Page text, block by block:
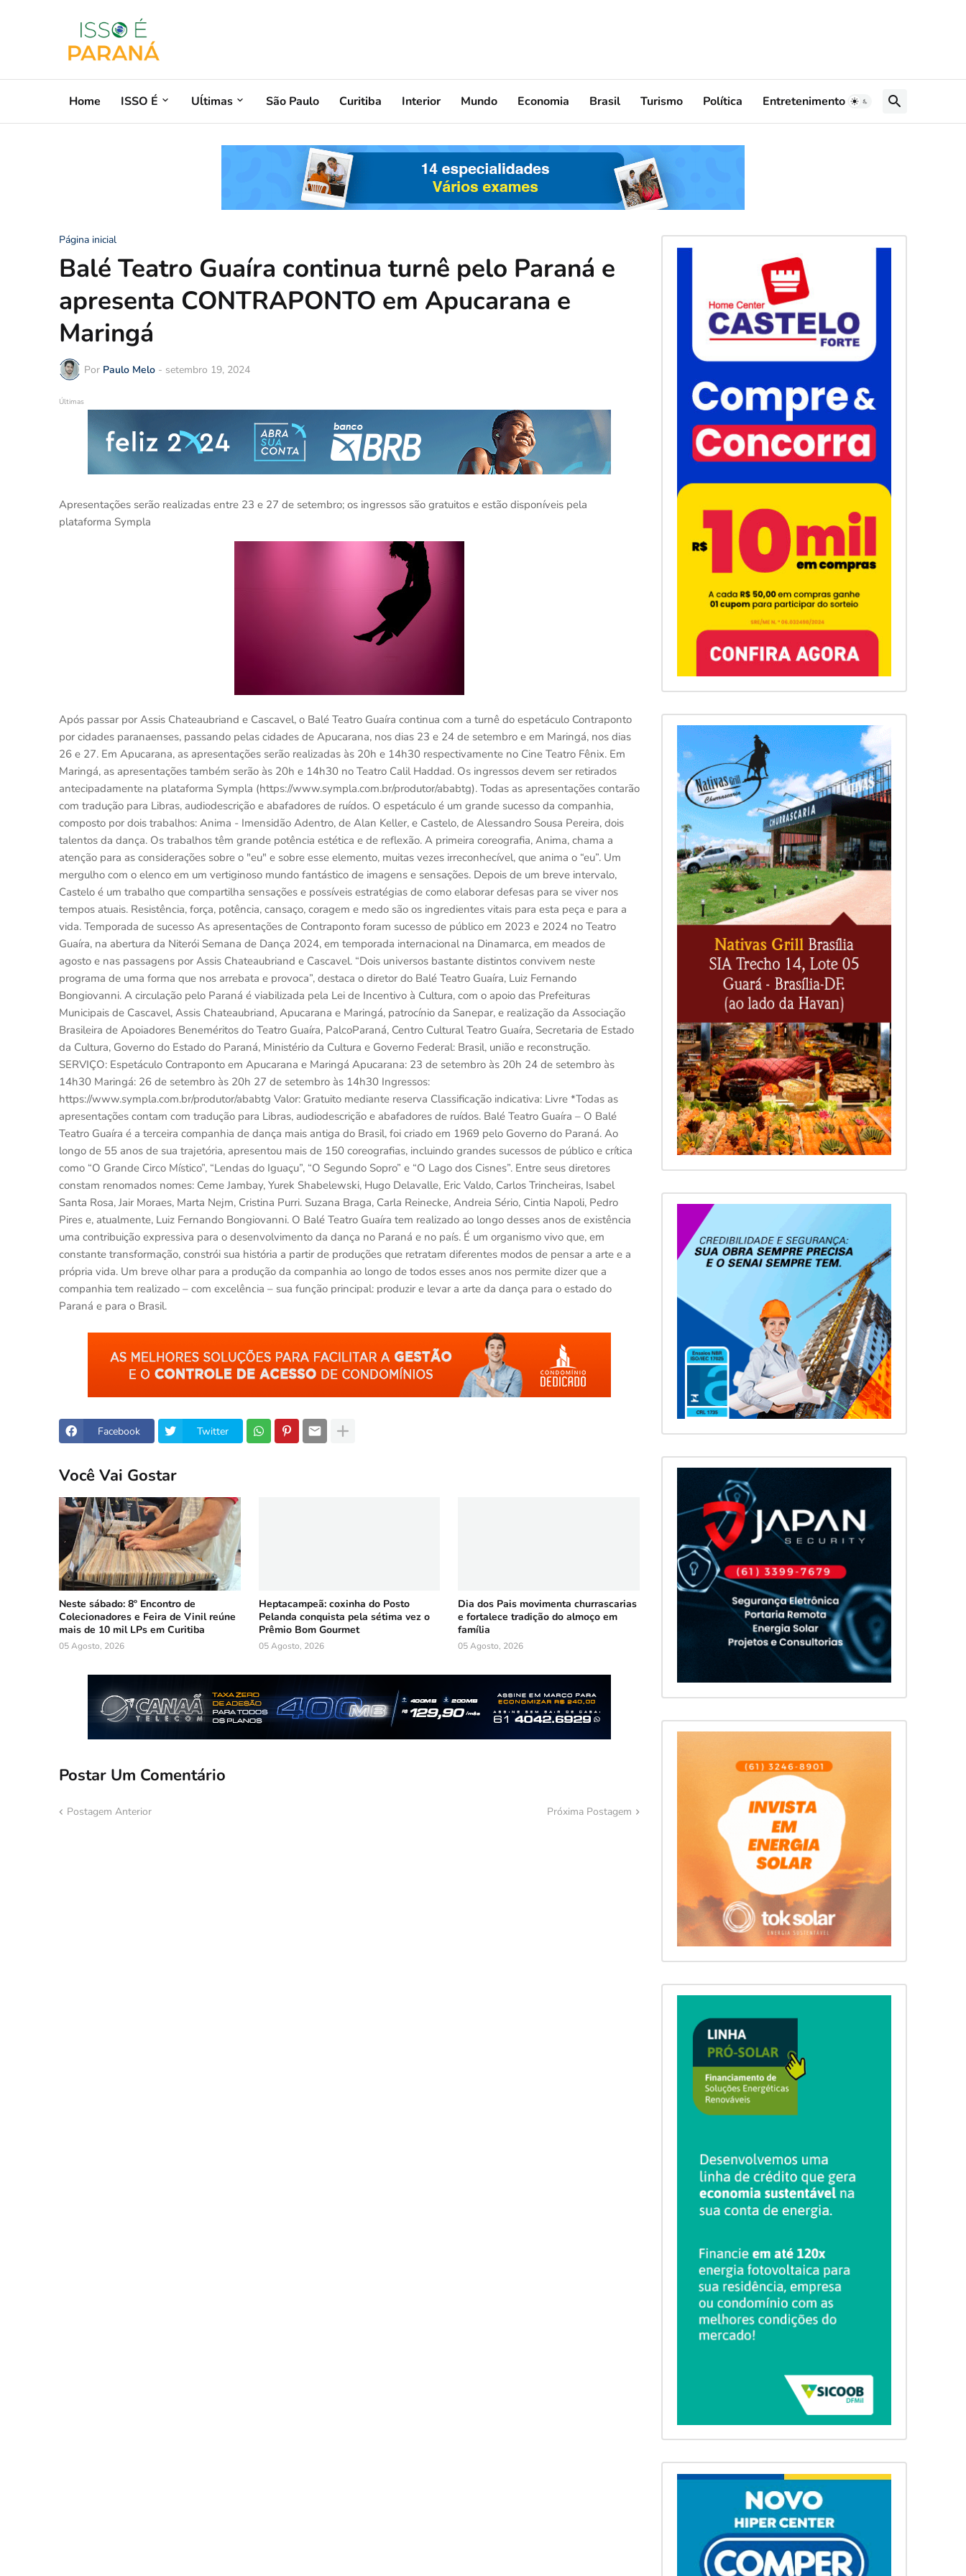
Home ISSO É Uĺtimas São Paulo Curitiba Interior Mundo Economia Brasil Turismo Política Entretenimento
Página inicial
Balé Teatro Guaíra continua turnê pelo Paraná e
apresenta CONTRAPONTO em Apucarana e
Maringá
Por Paulo Melo - setembro 19, 2024
Últimas
Apresentações serão realizadas entre 23 e 27 de setembro; os ingressos são gratuitos e estão disponíveis pela
plataforma Sympla
Após passar por Assis Chateaubriand e Cascavel, o Balé Teatro Guaíra continua com a turnê do espetáculo Contraponto
por cidades paranaenses, passando pelas cidades de Apucarana, nos dias 23 e 24 de setembro e em Maringá, nos dias
26 e 27. Em Apucarana, as apresentações serão realizadas às 20h e 14h30 respectivamente no Cine Teatro Fênix. Em
Maringá, as apresentações também serão às 20h e 14h30 no Teatro Calil Haddad. Os ingressos devem ser retirados
antecipadamente na plataforma Sympla (https://www.sympla.com.br/produtor/ababtg). Todas as apresentações contarão
com tradução para Libras, audiodescrição e abafadores de ruídos. O espetáculo é um grande sucesso da companhia,
composto por dois trabalhos: Anima - Imensidão Adentro, de Alan Keller, e Castelo, de Alessandro Sousa Pereira, dois
talentos da dança. Os trabalhos têm grande potência estética e de reflexão. A primeira coreografia, Anima, chama a
atenção para as considerações sobre o "eu" e sobre esse elemento, muitas vezes irreconhecível, que anima o “eu”. Um
mergulho com o elenco em um vertiginoso mundo fantástico de imagens e sensações. Depois de um breve intervalo,
Castelo é um trabalho que compartilha sensações e possíveis estratégias de como elaborar defesas para se viver nos
tempos atuais. Resistência, força, potência, cansaço, coragem e medo são os ingredientes vitais para esta peça e para a
vida. Temporada de sucesso As apresentações de Contraponto foram sucesso de público em 2023 e 2024 no Teatro
Guaíra, na abertura da Niterói Semana de Dança 2024, em temporada internacional na Dinamarca, em meados de
agosto e nas passagens por Assis Chateaubriand e Cascavel. “Dois universos bastante distintos convivem neste
programa de uma forma que nos arrebata e provoca”, destaca o diretor do Balé Teatro Guaíra, Luiz Fernando
Bongiovanni. A circulação pelo Paraná é viabilizada pela Lei de Incentivo à Cultura, com o apoio das Prefeituras
Municipais de Cascavel, Assis Chateaubriand, Apucarana e Maringá, patrocínio da Sanepar, e realização da Associação
Brasileira de Apoiadores Beneméritos do Teatro Guaíra, PalcoParaná, Centro Cultural Teatro Guaíra, Secretaria de Estado
da Cultura, Governo do Estado do Paraná, Ministério da Cultura e Governo Federal: Brasil, união e reconstrução.
SERVIÇO: Espetáculo Contraponto em Apucarana e Maringá Apucarana: 23 de setembro às 20h 24 de setembro às
14h30 Maringá: 26 de setembro às 20h 27 de setembro às 14h30 Ingressos:
https://www.sympla.com.br/produtor/ababtg Valor: Gratuito mediante reserva Classificação indicativa: Livre *Todas as
apresentações contam com tradução para Libras, audiodescrição e abafadores de ruídos. Balé Teatro Guaíra – O Balé
Teatro Guaíra é a terceira companhia de dança mais antiga do Brasil, foi criado em 1969 pelo Governo do Paraná. Ao
longo de 55 anos de sua trajetória, apresentou mais de 150 coreografias, incluindo grandes sucessos de público e crítica
como “O Grande Circo Místico”, “Lendas do Iguaçu”, “O Segundo Sopro” e “O Lago dos Cisnes”. Entre seus diretores
constam renomados nomes: Ceme Jambay, Yurek Shabelewski, Hugo Delavalle, Eric Valdo, Carlos Trincheiras, Isabel
Santa Rosa, Jair Moraes, Marta Nejm, Cristina Purri. Suzana Braga, Carla Reinecke, Andreia Sério, Cintia Napoli, Pedro
Pires e, atualmente, Luiz Fernando Bongiovanni. O Balé Teatro Guaíra tem realizado ao longo desses anos de existência
uma contribuição expressiva para o desenvolvimento da dança no Paraná e no país. É um organismo vivo que, em
constante transformação, constrói sua história a partir de produções que retratam diferentes modos de pensar a arte e a
própria vida. Um breve olhar para a produção da companhia ao longo de todos esses anos nos permite dizer que a
companhia tem realizado – com excelência – sua função principal: produzir e levar a arte da dança para o estado do
Paraná e para o Brasil.
Facebook Twitter
Você Vai Gostar
Neste sábado: 8º Encontro de
Colecionadores e Feira de Vinil reúne
mais de 10 mil LPs em Curitiba
05 Agosto, 2026
Heptacampeã: coxinha do Posto
Pelanda conquista pela sétima vez o
Prêmio Bom Gourmet
05 Agosto, 2026
Dia dos Pais movimenta churrascarias
e fortalece tradição do almoço em
família
05 Agosto, 2026
Postar Um Comentário
Postagem Anterior Próxima Postagem